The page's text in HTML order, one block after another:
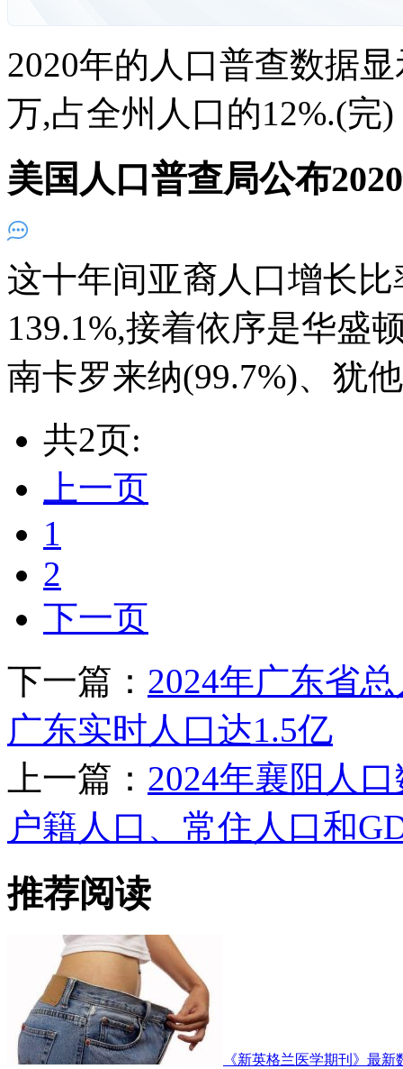
2020年的人口普查数据
万,占全州人口的12%.(完
美国人口普查局公布
这十年间亚裔人口增长
139.1%,接着依序是华盛
南卡罗来纳(99.7%)、犹
共2页:
上一页
1
2
下一页
下一篇： 2024年广东省
广东实时人口达1.5亿
上一篇： 2024年襄阳人
户籍人口、常住人口和
推荐阅读
《新英格兰医学期刊》最